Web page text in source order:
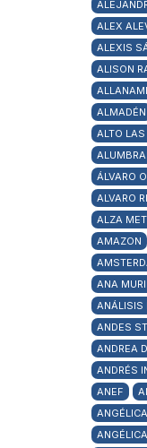
ALEX
ALEXIS
ALISON
ALMADÉN
ALTO
ÁLVARO
ALVARO
ALZA
AMAZON
ANA
ANÁLISIS
ANDES
ANDREA
ANDRÉS
ANEF